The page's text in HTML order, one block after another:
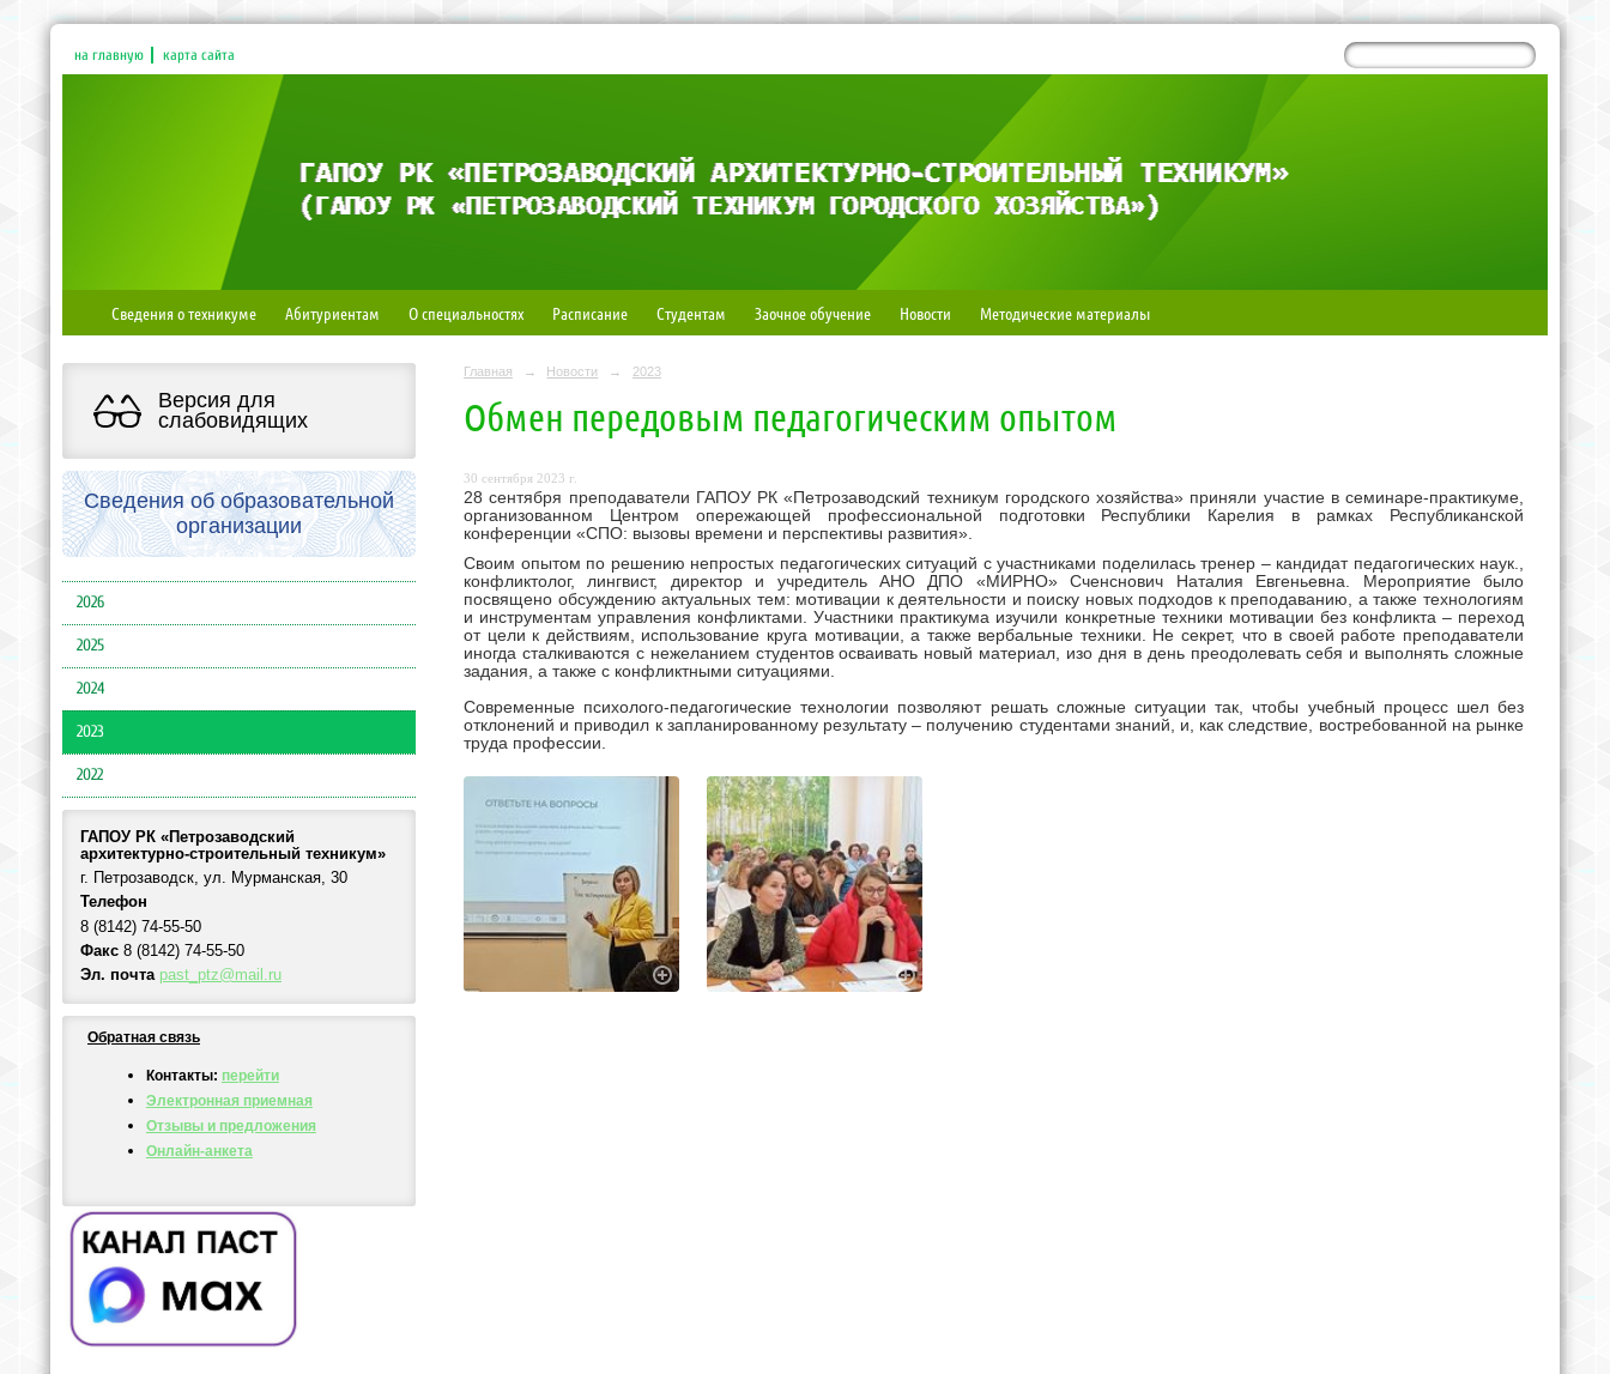
на главную карта сайта
Сведения о техникуме Абитуриентам О специальностях Расписание Студентам Заочное обучение Новости Методические материалы
Версия для
слабовидящих
Сведения об образовательной
организации
2026
2025
2024
2023
2022
ГАПОУ РК «Петрозаводский
архитектурно-строительный техникум»
г. Петрозаводск, ул. Мурманская, 30
Телефон
8 (8142) 74-55-50
Факс 8 (8142) 74-55-50
Эл. почта past_ptz@mail.ru
Обратная связь
Контакты: перейти
Электронная приемная
Отзывы и предложения
Онлайн-анкета
Главная → Новости → 2023
Обмен передовым педагогическим опытом
30 сентября 2023 г.
28 сентября преподаватели ГАПОУ РК «Петрозаводский техникум городского хозяйства» приняли участие в семинаре-практикуме,
организованном Центром опережающей профессиональной подготовки Республики Карелия в рамках Республиканской
конференции «СПО: вызовы времени и перспективы развития».
Своим опытом по решению непростых педагогических ситуаций с участниками поделилась тренер – кандидат педагогических наук.,
конфликтолог, лингвист, директор и учредитель АНО ДПО «МИРНО» Сченснович Наталия Евгеньевна.
Мероприятие было
посвящено обсуждению актуальных тем: мотивации к деятельности и поиску новых подходов к преподаванию, а также технологиям
и инструментам управления конфликтами. Участники практикума изучили конкретные техники мотивации без конфликта – переход
от цели к действиям, использование круга мотивации, а также вербальные техники. Не секрет, что в своей работе преподаватели
иногда сталкиваются с нежеланием студентов осваивать новый материал, изо дня в день преодолевать себя и выполнять сложные
задания, а также с конфликтными ситуациями.
Современные психолого-педагогические технологии позволяют решать сложные ситуации так, чтобы учебный процесс шел без
отклонений и приводил к запланированному результату – получению студентами знаний, и, как следствие, востребованной на рынке
труда профессии.